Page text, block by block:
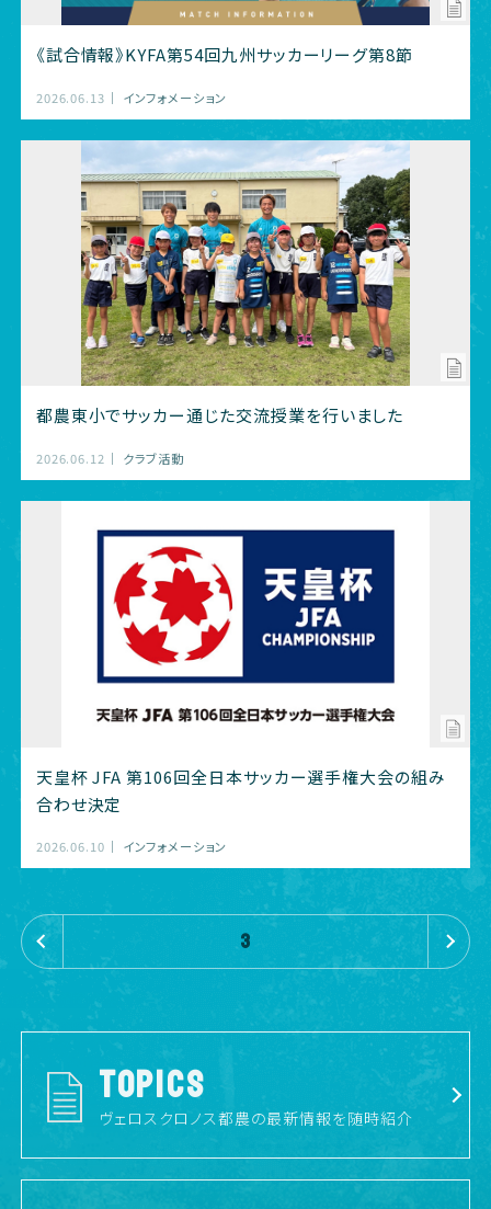
《試合情報》KYFA第54回九州サッカーリーグ第8節
2026.06.13 インフォメーション
都農東小でサッカー通じた交流授業を行いました
2026.06.12 クラブ活動
天皇杯 JFA 第106回全日本サッカー選手権大会の組み
合わせ決定
2026.06.10 インフォメーション
« 3 »
TOPICS
ヴェロスクロノス都農の最新情報を随時紹介